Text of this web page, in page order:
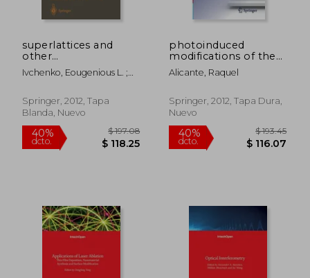
40% 40%
superlattices and
other
heterostructures:
symmetry and optical
Inglés)
Ivchenko, Eougenious L. ;
Springer, 2012, Tapa
Blanda, Nuevo
photoinduced
modifications of the
nonlinear optical
response in liquid
azopolymers (en
Inglés)
Alicante, Raquel
Springer, 2012, Tapa Dura,
Nuevo